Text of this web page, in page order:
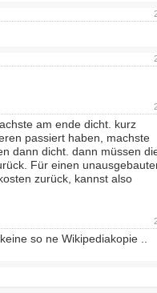
am ende dicht. kurz
passiert haben, machste
dann dicht. dann müssen
Für einen
zurück, kannst also
so ne Wikipediakopie ..